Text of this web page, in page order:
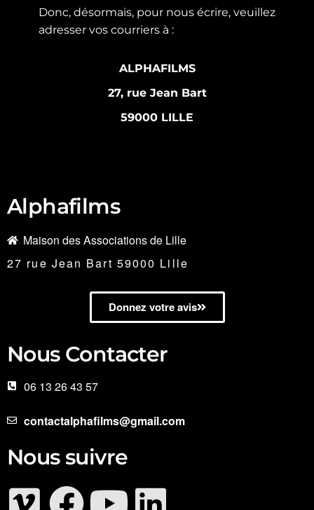
Donc, désormais, pour nous écrire, veuillez
adresser vos courriers à :
ALPHAFILMS
27, rue Jean Bart
59000 LILLE
Alphafilms
Maison des Associations de Lille
27 rue Jean Bart 59000 Lille
Donnez votre avis
Nous Contacter
06 13 26 43 57
contactalphafilms@gmail.com
Nous suivre